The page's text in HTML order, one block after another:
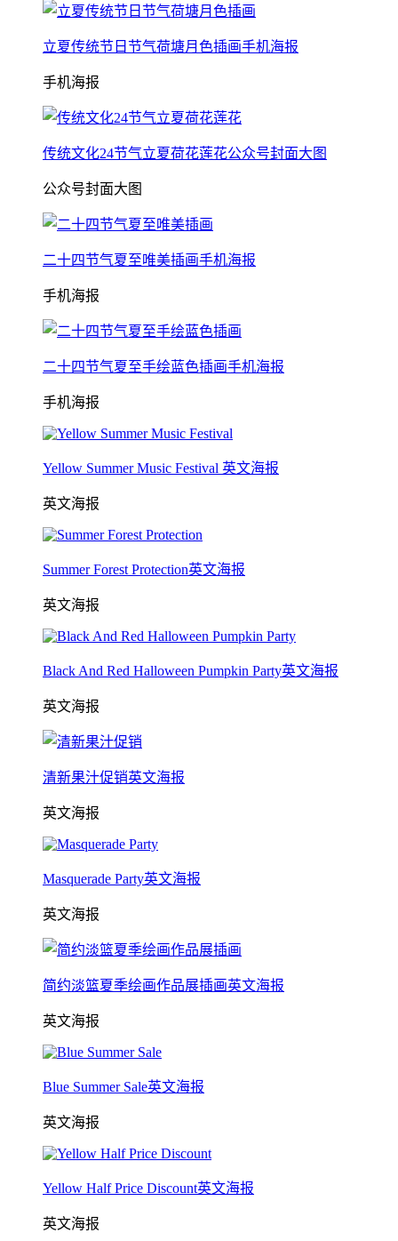
立夏传统节日节气荷塘月色插画手机海报
手机海报
传统文化24节气立夏荷花莲花公众号封面大图
公众号封面大图
二十四节气夏至唯美插画手机海报
手机海报
二十四节气夏至手绘蓝色插画手机海报
手机海报
Yellow Summer Music Festival 英文海报
英文海报
Summer Forest Protection英文海报
英文海报
Black And Red Halloween Pumpkin Party英文海报
英文海报
清新果汁促销英文海报
英文海报
Masquerade Party英文海报
英文海报
简约淡篮夏季绘画作品展插画英文海报
英文海报
Blue Summer Sale英文海报
英文海报
Yellow Half Price Discount英文海报
英文海报